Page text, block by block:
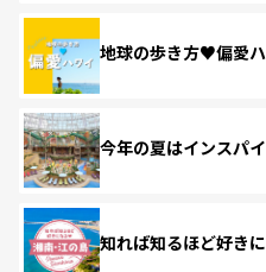
地球の歩き方♥偏愛
今年の夏はインスパ
知れば知るほど好き